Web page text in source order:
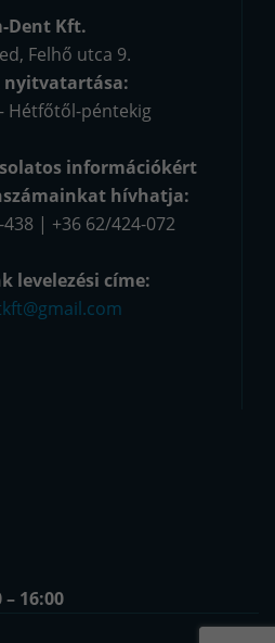
Dent Kft.
Felhő utca 9.
nyitvatartása:
Hétfőtől-péntekig
információkért
hívhatja:
438 | +36 62/424-072
levelezési címe:
16:00